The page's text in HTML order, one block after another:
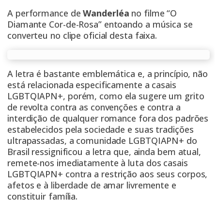
A performance deWanderléa no filme “O
Diamante Cor-de-Rosa” entoando a música se
converteu no clipe oficial desta faixa.
A letra é bastante emblemática e, a princípio, não
está relacionada especificamente a casais
LGBTQIAPN+, porém, como ela sugere um grito
de revolta contra as convenções e contra a
interdição de qualquer romance fora dos padrões
estabelecidos pela sociedade e suas tradições
ultrapassadas, a comunidade LGBTQIAPN+ do
Brasil ressignificou a letra que, ainda bem atual,
remete-nos imediatamente à luta dos casais
LGBTQIAPN+ contra a restrição aos seus corpos,
afetos e à liberdade de amar livremente e
constituir família.